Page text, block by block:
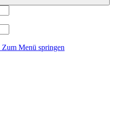
Zum Menü springen